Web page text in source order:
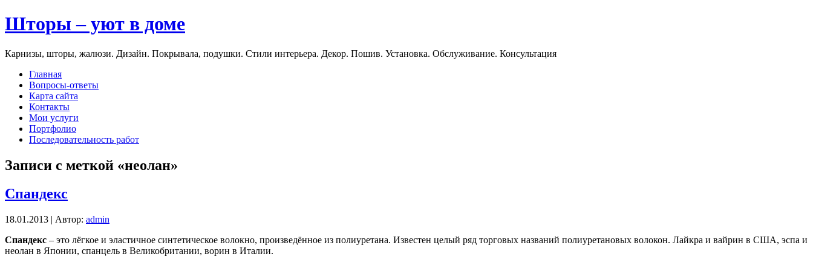
Шторы – уют в доме
Карнизы, шторы, жалюзи. Дизайн. Покрывала, подушки. Стили интерьера. Декор. Пошив. Установка. Обслуживание. Консультация
Главная
Вопросы-ответы
Карта сайта
Контакты
Мои услуги
Портфолио
Последовательность работ
Записи с меткой «неолан»
Спандекс
18.01.2013 | Автор: admin
Спандекс – это лёгкое и эластичное синтетическое волокно, произведённое из полиуретана. Известен целый ряд торговых названий полиуретановых волокон. Лайкра и вайрин в США, эспа и
неолан в Японии, спанцель в Великобритании, ворин в Италии.